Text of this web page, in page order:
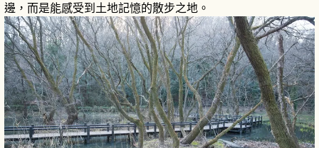
邊，而是能感受到土地記憶的散步之地。